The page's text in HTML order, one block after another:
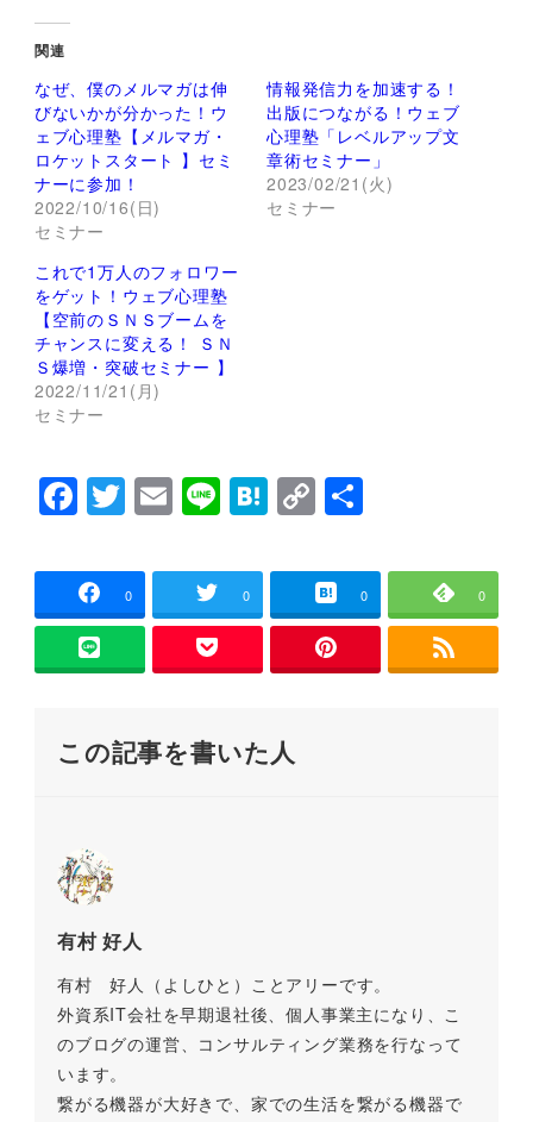
し
て
T
i
t
t
e
r
で
共
有
(
新
し
い
ウ
ィ
ン
ド
ウ
で
開
き
ま
す
で
共
有
す
る
に
は
ク
リ
し
て
く
だ
さ
い
(
新
し
い
ウ
で
開
)
関連
なぜ、僕のメルマガは伸
びないかが分かった！ウ
ェブ心理塾【メルマガ・
ロケットスタート 】セミ
ナーに参加！
2022/10/16(日)
セミナー
情報発信力を加速する！
出版につながる！ウェブ
心理塾「レベルアップ文
章術セミナー」
2023/02/21(火)
セミナー
これで1万人のフォロワー
をゲット！ウェブ心理塾
【空前のＳＮＳブームを
チャンスに変える！ ＳＮ
Ｓ爆増・突破セミナー 】
2022/11/21(月)
セミナー
F
c
e
b
o
k
T
tt
er
E
ai
l
Li
e
H
e
n
C
p
y
Li
n
共
0 0 0 0
この記事を書いた人
有村 好人
有村 好人（よしひと）ことアリーです。
外資系IT会社を早期退社後、個人事業主になり、こ
のブログの運営、コンサルティング業務を行なって
います。
繋がる機器が大好きで、家での生活を繋がる機器で